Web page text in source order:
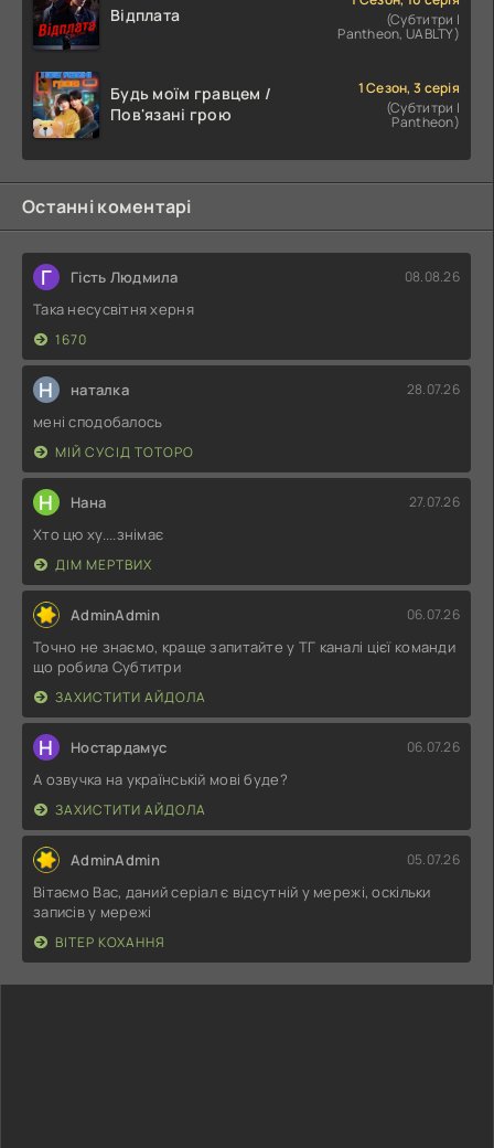
Відплата
(Субтитри |
Pantheon, UABLTY)
Будь моїм гравцем /
Пов'язані грою
1 Сезон, 3 серія
(Субтитри |
Pantheon)
Останні коментарі
Г Гість Людмила 08.08.26
Така несусвітня херня
1670
Н наталка 28.07.26
мені сподобалось
МІЙ СУСІД ТОТОРО
Н Нана 27.07.26
Хто цю ху....знімає
ДІМ МЕРТВИХ
AdminAdmin 06.07.26
Точно не знаємо, краще запитайте у ТГ каналі цієї команди
що робила Субтитри
ЗАХИСТИТИ АЙДОЛА
Н Ностардамус 06.07.26
А озвучка на українській мові буде?
ЗАХИСТИТИ АЙДОЛА
AdminAdmin 05.07.26
Вітаємо Вас, даний серіал є відсутній у мережі, оскільки
записів у мережі
ВІТЕР КОХАННЯ